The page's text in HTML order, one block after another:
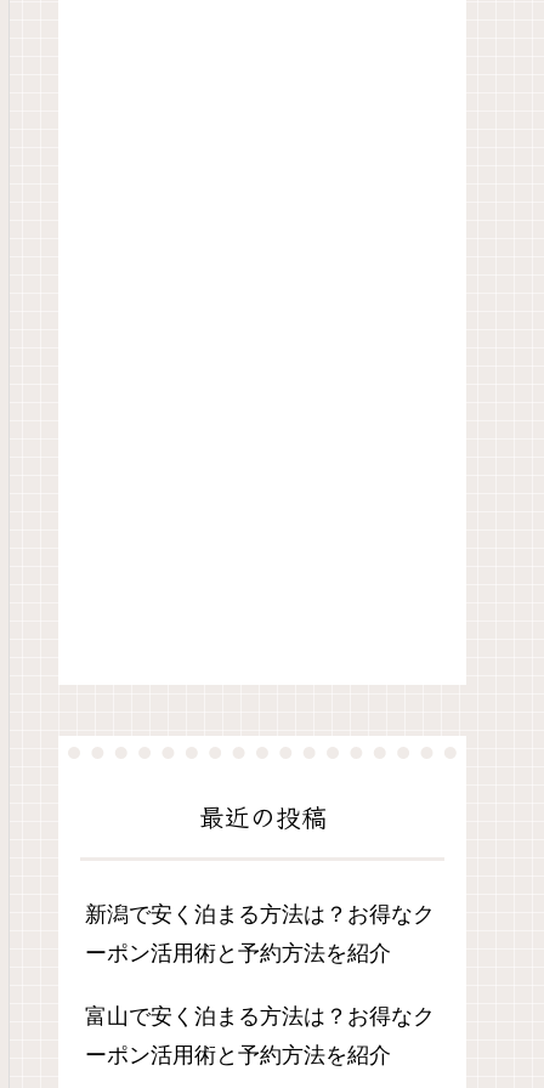
最近の投稿
新潟で安く泊まる方法は？お得なク
ーポン活用術と予約方法を紹介
富山で安く泊まる方法は？お得なク
ーポン活用術と予約方法を紹介